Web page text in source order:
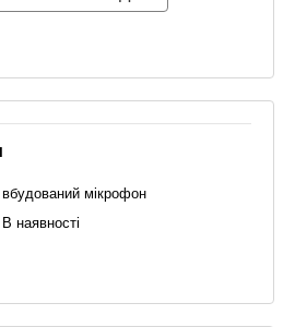
вбудований мікрофон
В наявності